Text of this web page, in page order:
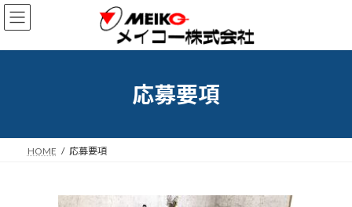
コ
ン
ン
ナ
ビ
ー
応募要項
HOME 応募要項